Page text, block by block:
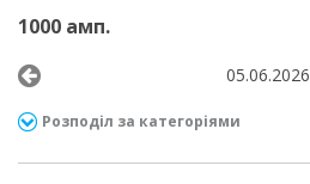
1000 амп.
05.06.2026
Розподіл за категоріями